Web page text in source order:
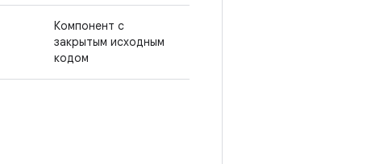
Компонент с
закрытым исходным
кодом